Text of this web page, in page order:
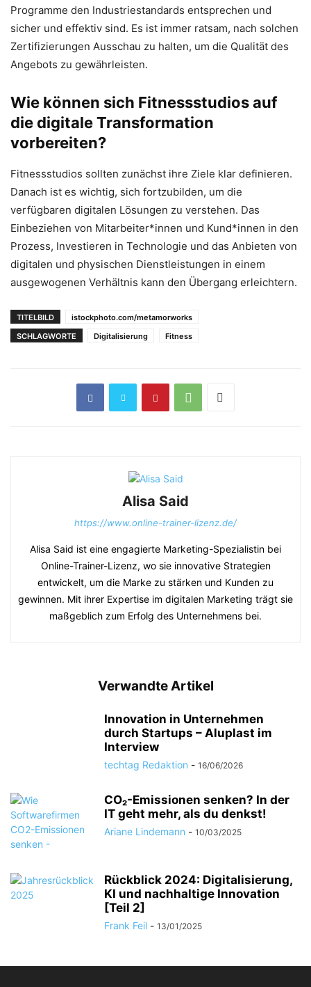
Programme den Industriestandards entsprechen und
sicher und effektiv sind. Es ist immer ratsam, nach solchen
Zertifizierungen Ausschau zu halten, um die Qualität des
Angebots zu gewährleisten.
Wie können sich Fitnessstudios auf
die digitale Transformation
vorbereiten?
Fitnessstudios sollten zunächst ihre Ziele klar definieren.
Danach ist es wichtig, sich fortzubilden, um die
verfügbaren digitalen Lösungen zu verstehen. Das
Einbeziehen von Mitarbeiter*innen und Kund*innen in den
Prozess, Investieren in Technologie und das Anbieten von
digitalen und physischen Dienstleistungen in einem
ausgewogenen Verhältnis kann den Übergang erleichtern.
TITELBILD
istockphoto.com/metamorworks
SCHLAGWORTE
Digitalisierung Fitness
Alisa Said
https://www.online-trainer-lizenz.de/
Alisa Said ist eine engagierte Marketing-Spezialistin bei
Online-Trainer-Lizenz, wo sie innovative Strategien
entwickelt, um die Marke zu stärken und Kunden zu
gewinnen. Mit ihrer Expertise im digitalen Marketing trägt sie
maßgeblich zum Erfolg des Unternehmens bei.
Verwandte Artikel
Innovation in Unternehmen
durch Startups – Aluplast im
Interview
techtag Redaktion - 16/06/2026
CO₂-Emissionen senken? In der
IT geht mehr, als du denkst!
Ariane Lindemann - 10/03/2025
Rückblick 2024: Digitalisierung,
KI und nachhaltige Innovation
[Teil 2]
Frank Feil - 13/01/2025